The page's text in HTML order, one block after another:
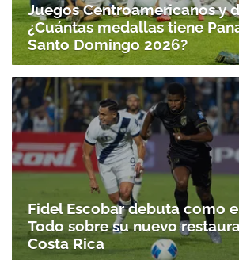
Juegos Centroamericanos y
¿Cuántas medallas tiene
Santo Domingo 2026?
Fidel Escobar debuta como
Todo sobre su nuevo
Costa Rica